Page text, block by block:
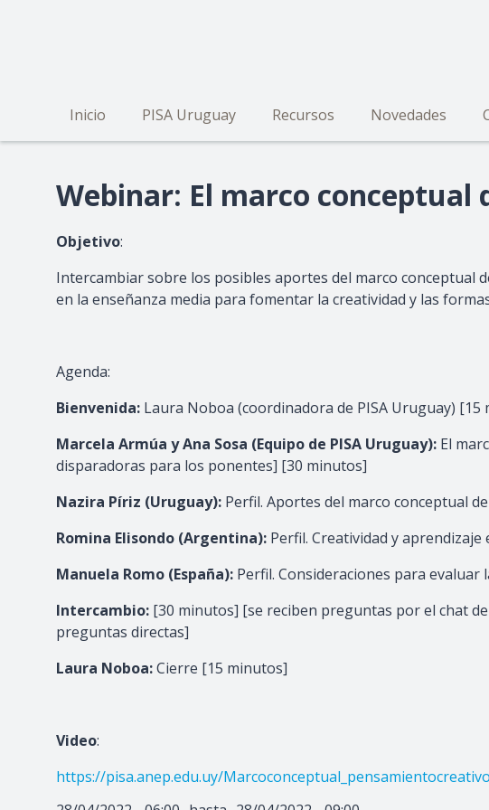
Navegación
Inicio PISA Uruguay Recursos Novedades
Webinar: El marco conceptual
Objetivo:
Intercambiar sobre los posibles aportes del marco conceptual
en la enseñanza media para fomentar la creatividad y las
Agenda:
Bienvenida: Laura Noboa (coordinadora de PISA Uruguay) [15
Marcela Armúa y Ana Sosa (Equipo de PISA Uruguay): El
disparadoras para los ponentes] [30 minutos]
Nazira Píriz (Uruguay): Perfil. Aportes del marco conceptual
Romina Elisondo (Argentina): Perfil. Creatividad y aprendizaje
Manuela Romo (España): Perfil. Consideraciones para evaluar
Intercambio: [30 minutos] [se reciben preguntas por el chat
preguntas directas]
Laura Noboa:Cierre [15 minutos]
Video:
https://pisa.anep.edu.uy/